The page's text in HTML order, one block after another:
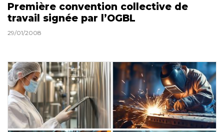
Première convention collective de
travail signée par l’OGBL
29/01/2008